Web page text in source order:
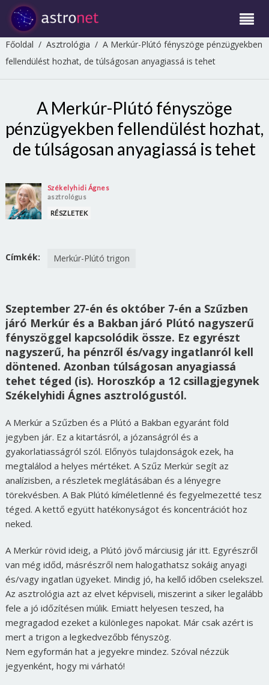
Főoldal / Asztrológia / A Merkúr-Plútó fényszöge pénzügyekben
fellendülést hozhat, de túlságosan anyagiassá is tehet
A Merkúr-Plútó fényszöge
pénzügyekben fellendülést hozhat,
de túlságosan anyagiassá is tehet
Székelyhidi Ágnes
asztrológus
RÉSZLETEK
Címkék: Merkúr-Plútó trigon
Szeptember 27-én és október 7-én a Szűzben
járó Merkúr és a Bakban járó Plútó nagyszerű
fényszöggel kapcsolódik össze. Ez egyrészt
nagyszerű, ha pénzről és/vagy ingatlanról kell
döntened. Azonban túlságosan anyagiassá
tehet téged (is). Horoszkóp a 12 csillagjegynek
Székelyhidi Ágnes asztrológustól.
A Merkúr a Szűzben és a Plútó a Bakban egyaránt föld
jegyben jár. Ez a kitartásról, a józanságról és a
gyakorlatiasságról szól. Előnyös tulajdonságok ezek, ha
megtalálod a helyes mértéket. A Szűz Merkúr segít az
analízisben, a részletek meglátásában és a lényegre
törekvésben. A Bak Plútó kíméletlenné és fegyelmezetté tesz
téged. A kettő együtt hatékonyságot és koncentrációt hoz
neked.
A Merkúr rövid ideig, a Plútó jövő márciusig jár itt. Egyrészről
van még időd, másrészről nem halogathatsz sokáig anyagi
és/vagy ingatlan ügyeket. Mindig jó, ha kellő időben cselekszel.
Az asztrológia azt az elvet képviseli, miszerint a siker legalább
fele a jó időzítésen múlik. Emiatt helyesen teszed, ha
megragadod ezeket a különleges napokat. Már csak azért is
mert a trigon a legkedvezőbb fényszög.
Nem egyformán hat a jegyekre mindez. Szóval nézzük
jegyenként, hogy mi várható!